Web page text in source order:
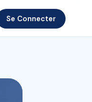
Se Connecter